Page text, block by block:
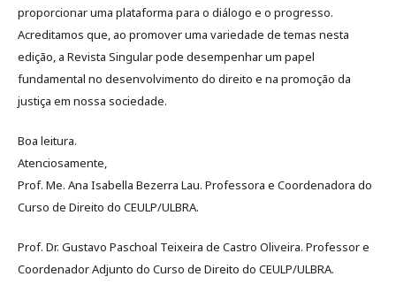
proporcionar uma plataforma para o diálogo e o progresso.
Acreditamos que, ao promover uma variedade de temas nesta
edição, a Revista Singular pode desempenhar um papel
fundamental no desenvolvimento do direito e na promoção da
justiça em nossa sociedade.
Boa leitura.
Atenciosamente,
Prof. Me. Ana Isabella Bezerra Lau. Professora e Coordenadora do
Curso de Direito do CEULP/ULBRA.
Prof. Dr. Gustavo Paschoal Teixeira de Castro Oliveira. Professor e
Coordenador Adjunto do Curso de Direito do CEULP/ULBRA.